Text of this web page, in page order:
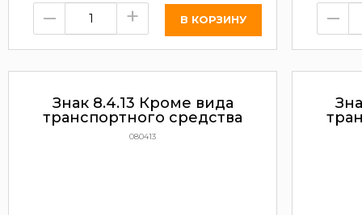
– + –
Знак 8.4.13 Кроме вида
транспортного средства
080413